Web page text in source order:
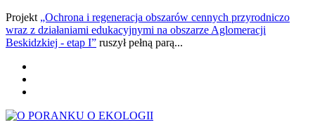
Projekt „Ochrona i regeneracja obszarów cennych przyrodniczo
wraz z działaniami edukacyjnymi na obszarze Aglomeracji
Beskidzkiej - etap I” ruszył pełną parą...